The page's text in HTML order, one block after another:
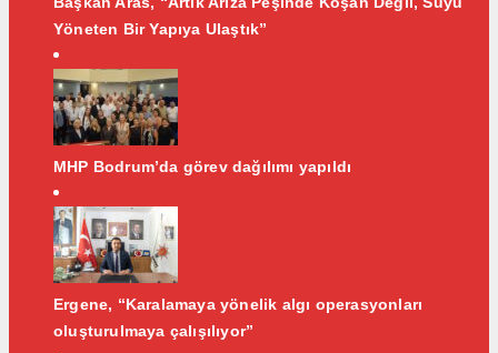
Yöneten Bir Yapıya Ulaştık”
MHP Bodrum’da görev dağılımı yapıldı
Ergene, “Karalamaya yönelik algı operasyonları
oluşturulmaya çalışılıyor”